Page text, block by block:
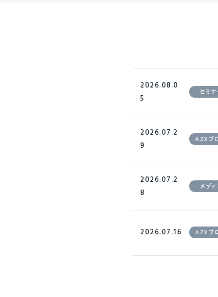
2026.08.0
5
セミ
2026.07.2
9
AZXブ
2026.07.2
8
メデ
2026.07.16 AZXブ